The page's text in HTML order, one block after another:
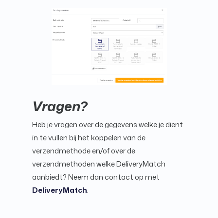
Vragen?
Heb je vragen over de gegevens welke je dient
in te vullen bij het koppelen van de
verzendmethode en/of over de
verzendmethoden welke DeliveryMatch
aanbiedt? Neem dan contact op met
DeliveryMatch.